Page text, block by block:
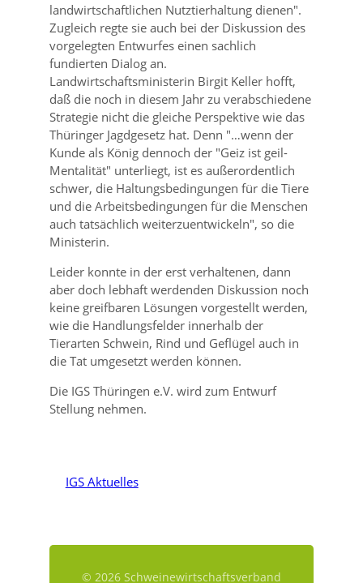
landwirtschaftlichen Nutztierhaltung dienen .
Zugleich regte sie auch bei der Diskussion des
vorgelegten Entwurfes einen sachlich
fundierten Dialog an.
Landwirtschaftsministerin Birgit Keller hofft,
daß die noch in diesem Jahr zu verabschiedene
Strategie nicht die gleiche Perspektive wie das
Thüringer Jagdgesetz hat. Denn …wenn der
Kunde als König dennoch der Geiz ist geil-
Mentalität unterliegt, ist es außerordentlich
schwer, die Haltungsbedingungen für die Tiere
und die Arbeitsbedingungen für die Menschen
auch tatsächlich weiterzuentwickeln , so die
Ministerin.
Leider konnte in der erst verhaltenen, dann
aber doch lebhaft werdenden Diskussion noch
keine greifbaren Lösungen vorgestellt werden,
wie die Handlungsfelder innerhalb der
Tierarten Schwein, Rind und Geflügel auch in
die Tat umgesetzt werden können.
Die IGS Thüringen e.V. wird zum Entwurf
Stellung nehmen.
IGS Aktuelles
© 2026 Schweinewirtschaftsverband